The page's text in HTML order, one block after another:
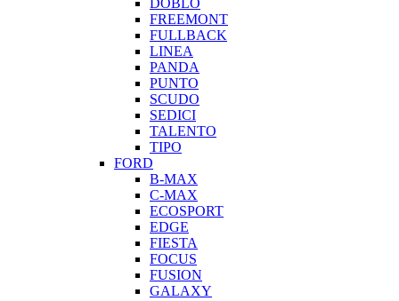
FREEMONT
FULLBACK
LINEA
PANDA
PUNTO
SCUDO
SEDICI
TALENTO
TIPO
FORD
B-MAX
C-MAX
ECOSPORT
EDGE
FIESTA
FOCUS
FUSION
GALAXY